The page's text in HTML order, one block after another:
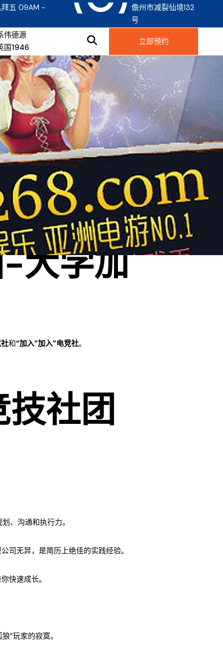
五 09AM -
儋州市减裂仙境132
号
伟德源
国1946
立即预约
大学加
和“加入”加入”电竞社。
社团
、沟通和执行力。
司无异，是简历上绝佳的实践经验。
快速成长。
”玩家的寂寞。